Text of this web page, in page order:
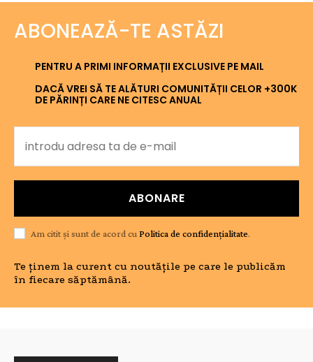
ABONEAZĂ-TE ASTĂZI
PENTRU A PRIMI INFORMAȚII EXCLUSIVE PE MAIL
DACĂ VREI SĂ TE ALĂTURI COMUNITĂȚII CELOR +300K
DE PĂRINȚI CARE NE CITESC ANUAL
ABONARE
Am citit și sunt de acord cu Politica de confidențialitate.
Te ținem la curent cu noutățile pe care le publicăm
în fiecare săptămână.